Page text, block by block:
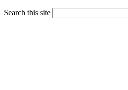
Search this site